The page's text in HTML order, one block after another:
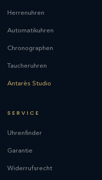
Herrenuhren
Automatikuhren
Chronographen
Taucheruhren
Antarès Studio
SERVICE
Uhrenfinder
Garantie
Widerrufsrecht